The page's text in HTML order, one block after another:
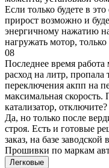
Если только будете в
прирост возможно и
энергичному нажатию
нагружать мотор, только
08
Последнее время работа
расход на литр,
переключения акпп на
максимальная
катализатор, отключите?
Да, но только после
строя. Есть и готовые
заказ, на базе заводской
Прошивки по маркам
Легковые